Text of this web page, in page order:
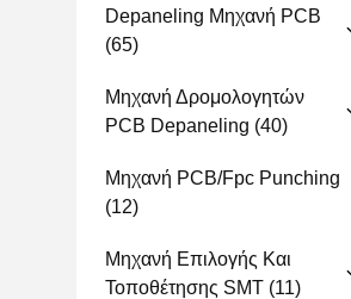
Depaneling Μηχανή PCB
(65)
Μηχανή Δρομολογητών
PCB Depaneling (40)
Μηχανή PCB/fpc Punching
(12)
Μηχανή Επιλογής Και
Τοποθέτησης SMT (11)